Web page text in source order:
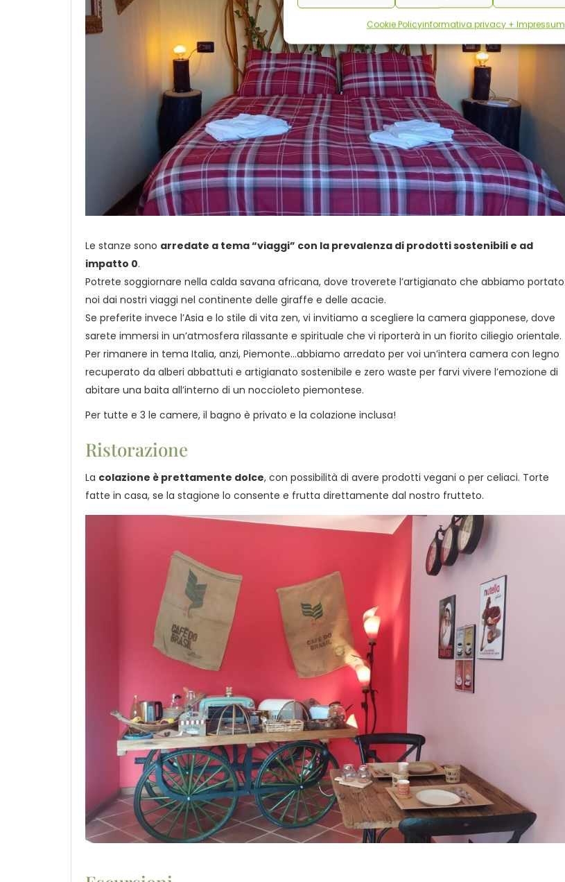
Cookie Policyinformativa privacy + Impressum
Le stanze sono arredate a tema “viaggi” con la prevalenza di prodotti sostenibili e ad
impatto 0.
Potrete soggiornare nella calda savana africana, dove troverete l’artigianato che abbiamo portato
noi dai nostri viaggi nel continente delle giraffe e delle acacie.
Se preferite invece l’Asia e lo stile di vita zen, vi invitiamo a scegliere la camera giapponese, dove
sarete immersi in un’atmosfera rilassante e spirituale che vi riporterà in un fiorito ciliegio orientale.
Per rimanere in tema Italia, anzi, Piemonte…abbiamo arredato per voi un’intera camera con legno
recuperato da alberi abbattuti e artigianato sostenibile e zero waste per farvi vivere l’emozione di
abitare una baita all’interno di un noccioleto piemontese.
Per tutte e 3 le camere, il bagno è privato e la colazione inclusa!
Ristorazione
La colazione è prettamente dolce, con possibilità di avere prodotti vegani o per celiaci. Torte
fatte in casa, se la stagione lo consente e frutta direttamente dal nostro frutteto.